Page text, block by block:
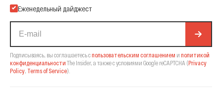
Еженедельный дайджест
Подписываясь, вы соглашаетесь спользовательским соглашением и политикой
конфиденциальности The Insider, а также с условиями Google reCAPTCHA (Privacy
Policy Terms of Service).